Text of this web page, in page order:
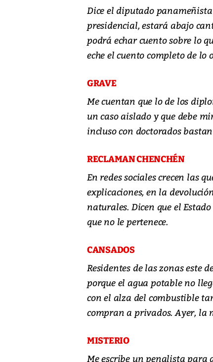
Dice el diputado
presidencial, estará abajo
podrá echar cuento sobre lo
eche el cuento completo de
GRAVE
Me cuentan que lo de los
un caso aislado y que debe
incluso con doctorados
RECLAMAN CHENCHÉN
En redes sociales crecen las
explicaciones, en la
naturales. Dicen que el
que no le pertenece.
CANSADOS
Residentes de las zonas este
porque el agua potable no
con el alza del combustible
compran a privados. Ayer, la
MISTERIO
Me escribe un penalista para